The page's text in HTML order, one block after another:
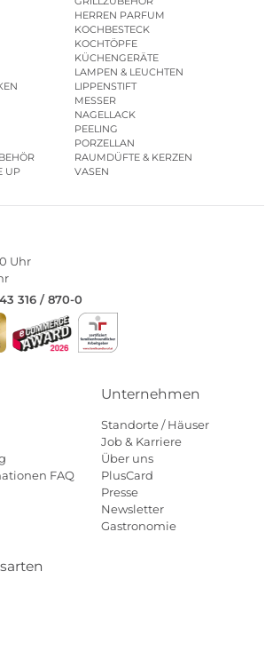
HERREN PARFUM
KOCHBESTECK
KOCHTÖPFE
KÜCHENGERÄTE
LAMPEN & LEUCHTEN
LIPPENSTIFT
MESSER
NAGELLACK
PEELING
PORZELLAN
RAUMDÜFTE & KERZEN
UP
VASEN
Uhr
316 / 870-0
FAQ
Unternehmen
Standorte / Häuser
Job & Karriere
Über uns
PlusCard
Presse
Newsletter
Gastronomie